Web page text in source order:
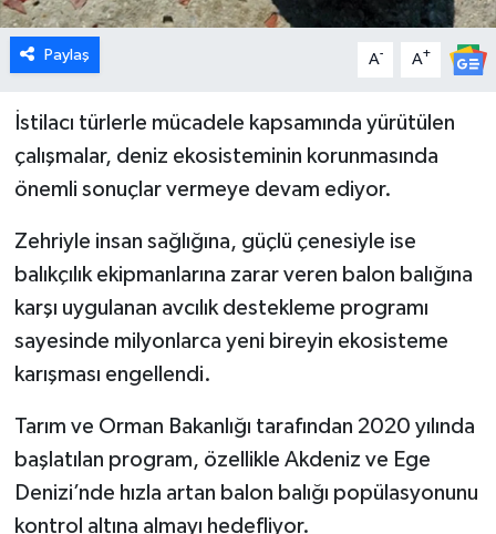
Paylaş A- A+
İstilacı türlerle mücadele kapsamında yürütülen
çalışmalar, deniz ekosisteminin korunmasında
önemli sonuçlar vermeye devam ediyor.
Zehriyle insan sağlığına, güçlü çenesiyle ise
balıkçılık ekipmanlarına zarar veren balon balığına
karşı uygulanan avcılık destekleme programı
sayesinde milyonlarca yeni bireyin ekosisteme
karışması engellendi.
Tarım ve Orman Bakanlığı tarafından 2020 yılında
başlatılan program, özellikle Akdeniz ve Ege
Denizi’nde hızla artan balon balığı popülasyonunu
kontrol altına almayı hedefliyor.
Gediz
Genel
Gündem
Hisarcık
İlçeler
Köşe Yazıları
Kültür Sanat
Magazin
Otomobil